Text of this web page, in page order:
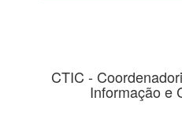
CTIC -
Informação e